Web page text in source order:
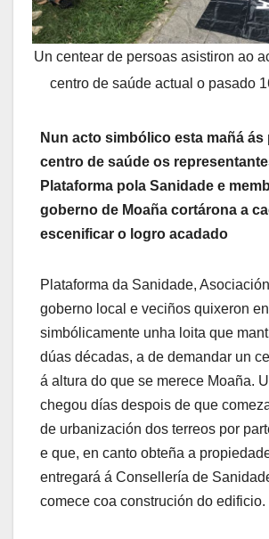
Un centear de persoas asistiron ao
centro de saúde actual o pasado
Nun acto simbólico esta mañá ás
centro de saúde os
Plataforma pola Sanidade e
goberno de Moaña cortárona a
escenificar o logro acadado
Plataforma da Sanidade,
goberno local e veciños quixeron
simbólicamente unha loita que
dúas décadas, a de demandar un
á altura do que se merece Moaña.
chegou días despois de que
de urbanización dos terreos por
e que, en canto obteña a
entregará á Consellería de
comece coa construción do edificio.